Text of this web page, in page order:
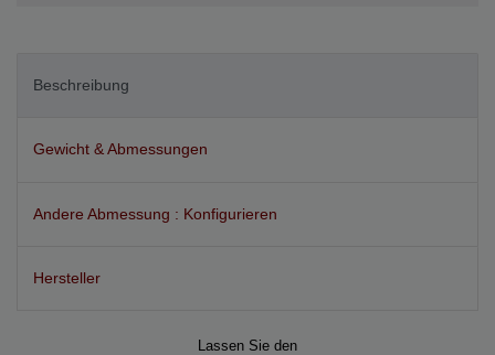
Beschreibung
Gewicht & Abmessungen
Andere Abmessung : Konfigurieren
Hersteller
Lassen Sie den